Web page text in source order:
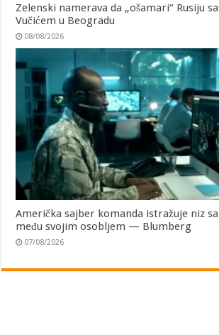
Zelenski namerava da „ošamari“ Rusiju
Vučićem u Beogradu
08/08/2026
Američka sajber komanda istražuje niz
među svojim osobljem — Blumberg
07/08/2026